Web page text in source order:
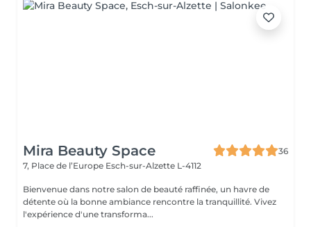
Mira Beauty Space
36
7, Place de l’Europe Esch-sur-Alzette L-4112
Bienvenue dans notre salon de beauté raffinée, un havre de
détente où la bonne ambiance rencontre la tranquillité. Vivez
l'expérience d'une transforma...